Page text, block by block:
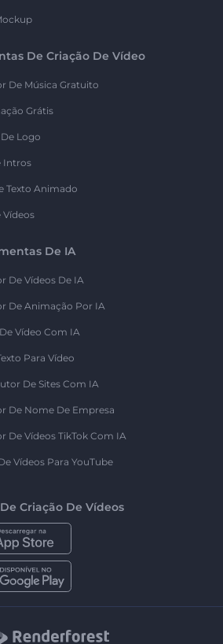
De Criação De Vídeo
De Música Gratuito
Grátis
Logo
Intros
Texto Animado
Vídeos
De IA
De Vídeos De IA
De Animação Por IA
Vídeo Com IA
Para Vídeo
De Sites Com IA
De Nome De Empresa
De Vídeos TikTok Com IA
Vídeos Para YouTube
Criação De Vídeos